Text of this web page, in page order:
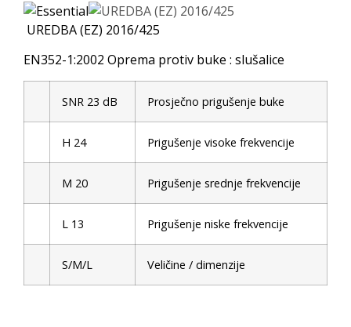
UREDBA (EZ) 2016/425
EN352-1:2002 Oprema protiv buke : slušalice
SNR 23 dB Prosječno prigušenje buke
H 24 Prigušenje visoke frekvencije
M 20 Prigušenje srednje frekvencije
L 13 Prigušenje niske frekvencije
S/M/L Veličine / dimenzije